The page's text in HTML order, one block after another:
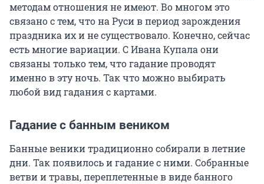
методам отношения не имеют. Во многом это
связано с тем, что на Руси в период зарождения
праздника их и не существовало. Конечно, сейчас
есть многие вариации. С Ивана Купала они
связаны только тем, что гадание проводят
именно в эту ночь. Так что можно выбирать
любой вид гадания с картами.
Гадание с банным веником
Банные веники традиционно собирали в летние
дни. Так появилось и гадание с ними. Собранные
ветви и травы, переплетенные в виде банного